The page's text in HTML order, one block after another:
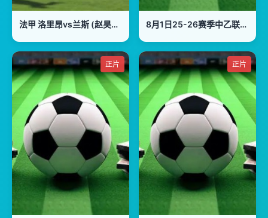
法甲 洛里昂vs兰斯 (赵昊晨) 20240211 8月1日25-26赛季中乙联赛 山西崇德荣海VS北京理工
正片 正片